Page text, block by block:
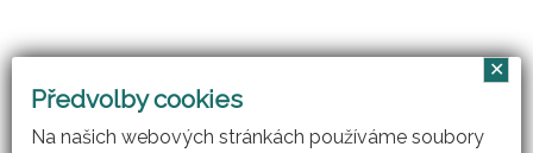
(CZ.1.07/1.3.00/51.0007)
Předvolby cookies
Na našich webových stránkách používáme soubory
✕